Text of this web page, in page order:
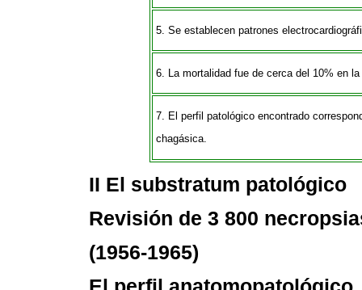
5. Se establecen patrones
6. La mortalidad fue de cerca del 10% en
7. El perfil patológico encontrado
chagásica.
II El substratum patológico
Revisión de 3 800
(1956-1965)